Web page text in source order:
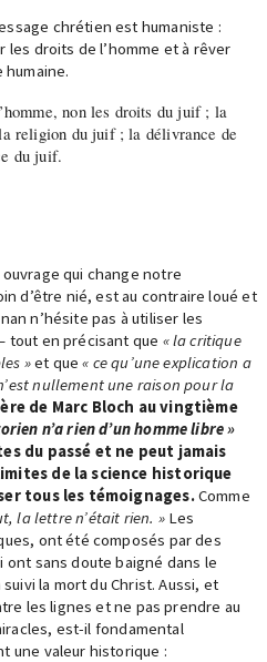
chrétien est humaniste :
les droits de l’homme et à rêver
humaine.
non les droits du juif ; la
religion du juif ; la délivrance de
du juif.
qui change notre
d’être nié, est au contraire loué et
n’hésite pas à utiliser les
tout en précisant que « la critique
»et que« ce qu’une explication a
nullement une raison pour la
de Marc Bloch au vingtième
n’a rien d’un homme libre »
du passé et ne peut jamais
de la science historique
tous les témoignages.Comme
la lettre n’était rien. »Les
ont été composés par des
sans doute baigné dans le
la mort du Christ. Aussi, et
les lignes et ne pas prendre au
est-il fondamental
une valeur historique :